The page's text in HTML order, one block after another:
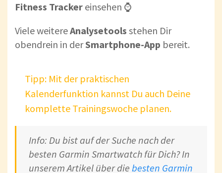
Fitness Tracker einsehen ⌚️
Viele weitereAnalysetools stehen Dir
obendrein in derSmartphone-App bereit.
Tipp: Mit der praktischen
Kalenderfunktion kannst Du auch Deine
komplette Trainingswoche planen.
Info: Du bist auf der Suche nach der
besten Garmin Smartwatch für Dich? In
unserem Artikel über die besten Garmin